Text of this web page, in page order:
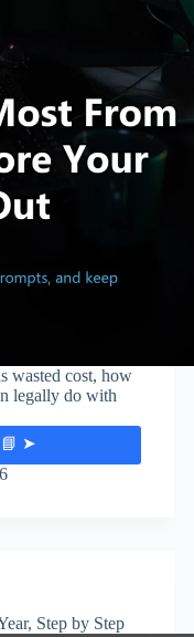
wasted cost, how
legally do with
➤
Step by Step